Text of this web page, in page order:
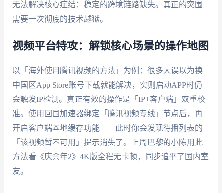
无法解决核心症结：稳定的跨境链路缺失。真正的突围
需要一次彻底的技术越狱。
视频平台特攻：解锁核心场景的操作地图
以「海外使用腾讯视频的方法」为例：很多人误以为换
中国区App Store账号下载就能解决，实则启动APP时仍
会触发IP检测。真正有效的操作是「IP+客户端」双重校
准。使用回国加速器绑定「腾讯视频专线」节点后，再
开启客户端本地缓存功能——此时你会发现待播列表的
「该视频暂不可用」提示消失了。上周巴黎的小陈用此
方法看《庆余年2》4K版全程无卡顿，同步追平了国内室
友。